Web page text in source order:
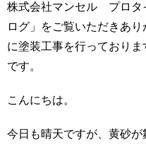
株式会社マンセル プロ
ログ」をご覧いただきあ
に塗装工事を行っており
です。
こんにちは。
今日も晴天ですが、黄砂が